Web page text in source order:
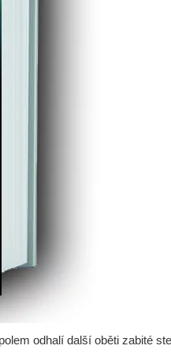
odhalí další oběti zabité